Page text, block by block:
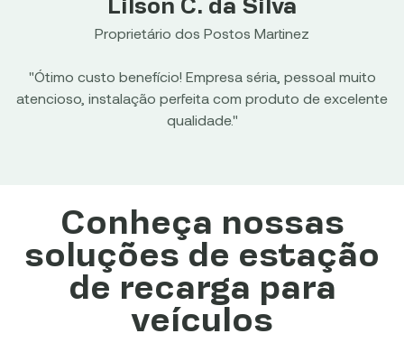
Lilson C. da Silva
Proprietário dos Postos Martinez
"Ótimo custo benefício! Empresa séria, pessoal muito
atencioso, instalação perfeita com produto de excelente
qualidade."
Conheça nossas
soluções de estação
de recarga para
veículos